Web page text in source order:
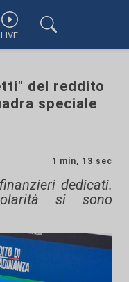
LIVE
del reddito
speciale
1 min, 13 sec
dedicati.
si sono